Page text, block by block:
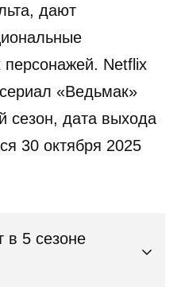
дают
персонажей. Netflix
«Ведьмак»
сезон, дата выхода
30 октября 2025
в 5 сезоне